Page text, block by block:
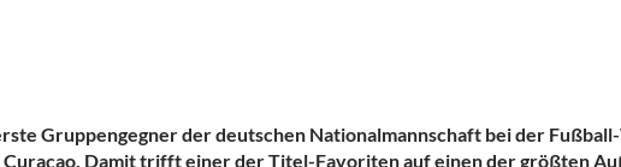
Gruppengegner der deutschen Nationalmannschaft bei der